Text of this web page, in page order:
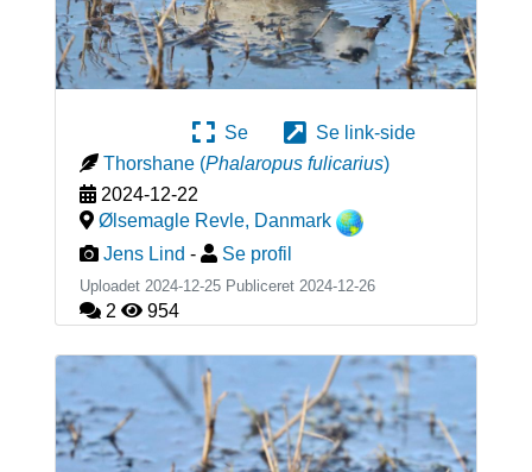
Se
Se link-side
Thorshane (Phalaropus fulicarius)
2024-12-22
Ølsemagle Revle, Danmark
Jens Lind - Se profil
Uploadet 2024-12-25 Publiceret 2024-12-26
2 954